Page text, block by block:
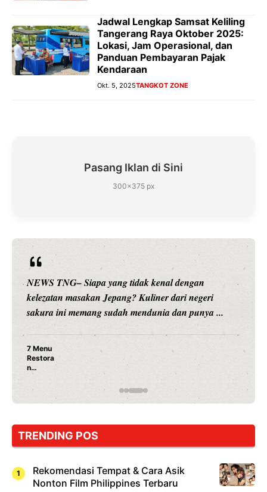
Jadwal Lengkap Samsat Keliling
Tangerang Raya Oktober 2025:
Lokasi, Jam Operasional, dan
Panduan Pembayaran Pajak
Kendaraan
Okt. 5, 2025TANGKOT ZONE
Pasang Iklan di Sini
300×375 px
NEWS TNG– Siapa yang tidak kenal dengan
kelezatan masakan Jepang? Kuliner dari negeri
sakura ini memang sudah mendunia dan punya ...
7 Menu
Restora
n
Jepang
yang
Dicoba,
Cuma
Sushi!
TRENDING POS
Rekomendasi Tempat & Cara Asik
Nonton Film Philippines Terbaru